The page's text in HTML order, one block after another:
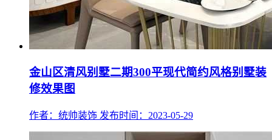
金山区清风别墅二期300平现代简约风格别墅装
修效果图
作者：统帅装饰 发布时间：2023-05-29